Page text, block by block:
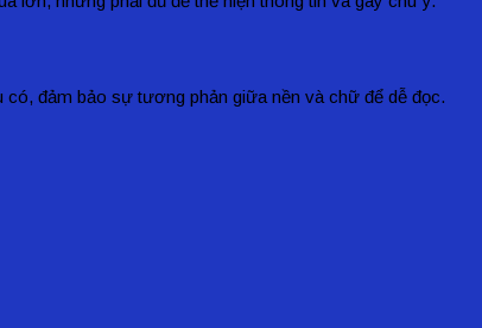
đảm bảo sự tương phản giữa nền và chữ để dễ đọc.